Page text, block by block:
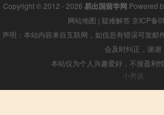
Copyright © 2012 - 2026 易出国留学网 Powered
网站地图 | 疑难解答 京ICP备
声明：本站内容来自互联网，如信息有错误可发邮
会及时纠正，谢谢
本站仅为个人兴趣爱好，不接盈利
小男孩